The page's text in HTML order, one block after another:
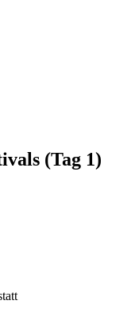
(Tag 1)